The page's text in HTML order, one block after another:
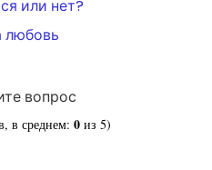
или нет?
любовь
вопрос
в среднем: 0 из 5)